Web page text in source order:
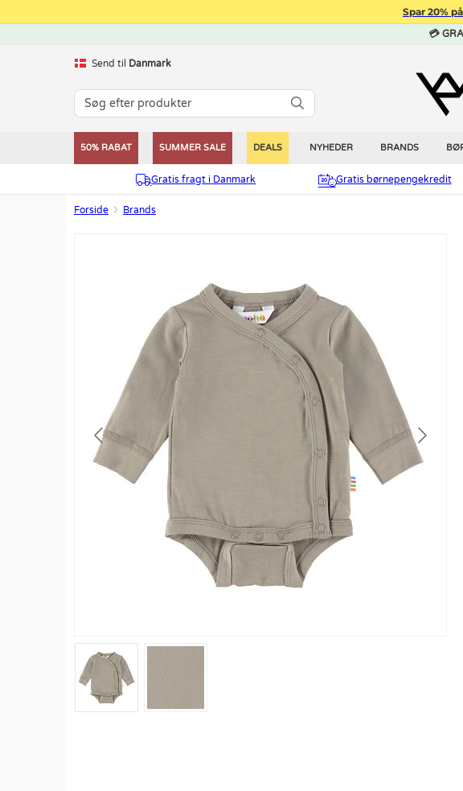
Spar 20%
💳
Send til Danmark
50% RABAT SUMMER SALE DEALS NYHEDER BRANDS
Gratis fragt i Danmark Gratis børnepengekredit
Forside Brands